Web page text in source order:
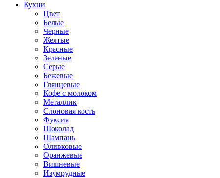
Кухни
Цвет
Белые
Черные
Желтые
Красные
Зеленые
Серые
Бежевые
Глянцевые
Кофе с молоком
Металлик
Слоновая кость
Фуксия
Шоколад
Шампань
Оливковые
Оранжевые
Вишневые
Изумрудные